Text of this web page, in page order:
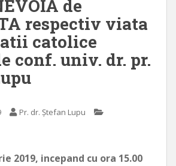
de
respectiv viata
catolice
conf. univ. dr. pr.
Pr. dr. Ștefan Lupu
2019, incepand cu ora 15.00